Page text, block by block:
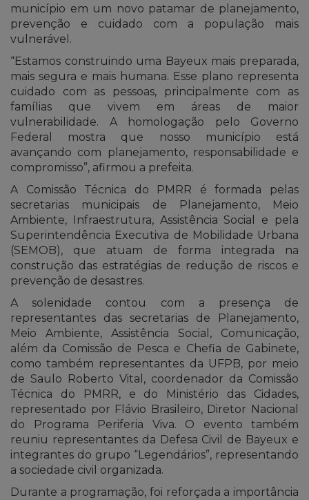
município em um novo patamar de planejamento,
prevenção e cuidado com a população mais
vulnerável.
“Estamos construindo uma Bayeux mais preparada,
mais segura e mais humana. Esse plano representa
cuidado com as pessoas, principalmente com as
famílias que vivem em áreas de maior
vulnerabilidade. A homologação pelo Governo
Federal mostra que nosso município está
avançando com planejamento, responsabilidade e
compromisso”, afirmou a prefeita.
A Comissão Técnica do PMRR é formada pelas
secretarias municipais de Planejamento, Meio
Ambiente, Infraestrutura, Assistência Social e pela
Superintendência Executiva de Mobilidade Urbana
(SEMOB), que atuam de forma integrada na
construção das estratégias de redução de riscos e
prevenção de desastres.
A solenidade contou com a presença de
representantes das secretarias de Planejamento,
Meio Ambiente, Assistência Social, Comunicação,
além da Comissão de Pesca e Chefia de Gabinete,
como também representantes da UFPB, por meio
de Saulo Roberto Vital, coordenador da Comissão
Técnica do PMRR, e do Ministério das Cidades,
representado por Flávio Brasileiro, Diretor Nacional
do Programa Periferia Viva. O evento também
reuniu representantes da Defesa Civil de Bayeux e
integrantes do grupo “Legendários”, representando
a sociedade civil organizada.
Durante a programação, foi reforçada a importância